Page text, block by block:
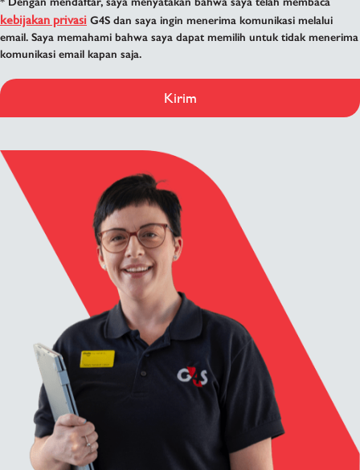
kebijakan privasi G4S dan saya ingin menerima komunikasi melalui
email. Saya memahami bahwa saya dapat memilih untuk tidak menerima
komunikasi email kapan saja.
Kirim